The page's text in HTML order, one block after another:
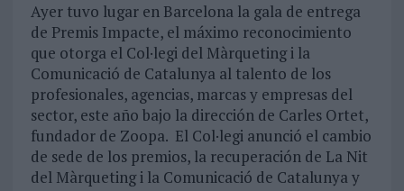
Ayer tuvo lugar en Barcelona la gala de entrega
de Premis Impacte, el máximo reconocimiento
que otorga el Col·legi del Màrqueting i la
Comunicació de Catalunya al talento de los
profesionales, agencias, marcas y empresas del
sector, este año bajo la dirección de Carles Ortet,
fundador de Zoopa. El Col·legi anunció el cambio
de sede de los premios, la recuperación de La Nit
del Màrqueting i la Comunicació de Catalunya y